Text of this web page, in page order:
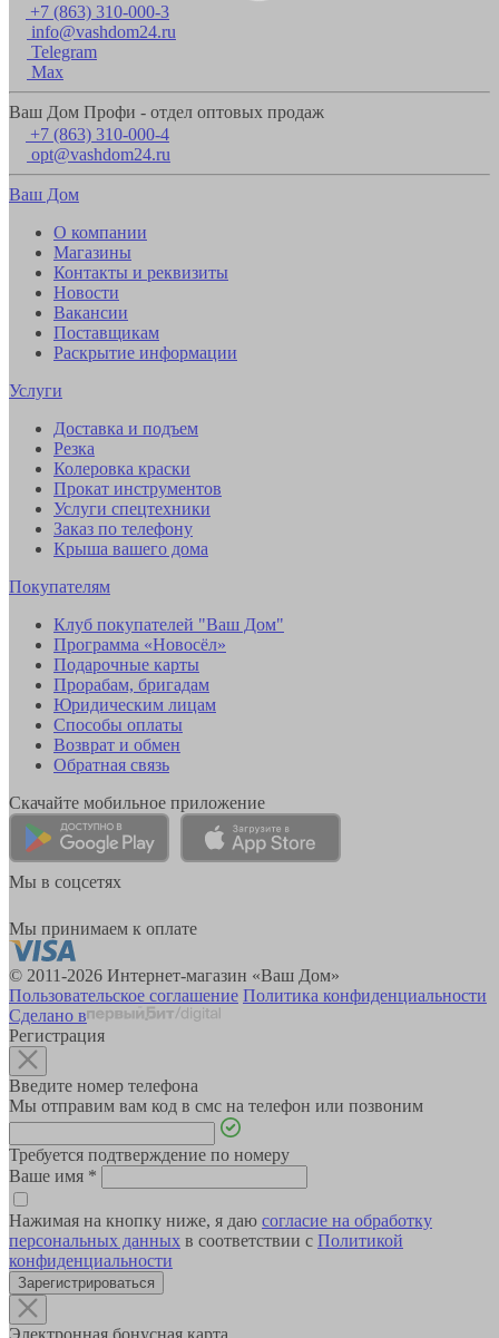
+7 (863) 310-000-3
info@vashdom24.ru
Telegram
Max
Ваш Дом Профи - отдел оптовых продаж
+7 (863) 310-000-4
opt@vashdom24.ru
Ваш Дом
О компании
Магазины
Контакты и реквизиты
Новости
Вакансии
Поставщикам
Раскрытие информации
Услуги
Доставка и подъем
Резка
Колеровка краски
Прокат инструментов
Услуги спецтехники
Заказ по телефону
Крыша вашего дома
Покупателям
Клуб покупателей "Ваш Дом"
Программа «Новосёл»
Подарочные карты
Прорабам, бригадам
Юридическим лицам
Способы оплаты
Возврат и обмен
Обратная связь
Скачайте мобильное приложение
Мы в соцсетях
Мы принимаем к оплате
© 2011-2026 Интернет-магазин «Ваш Дом»
Пользовательское соглашение Политика конфиденциальности
Сделано в
Регистрация
Введите номер телефона
Мы отправим вам код в смс на телефон или позвоним
Требуется подтверждение по номеру
Ваше имя *
Нажимая на кнопку ниже, я даю согласие на обработку
персональных данных в соответствии с Политикой
конфиденциальности
Зарегистрироваться